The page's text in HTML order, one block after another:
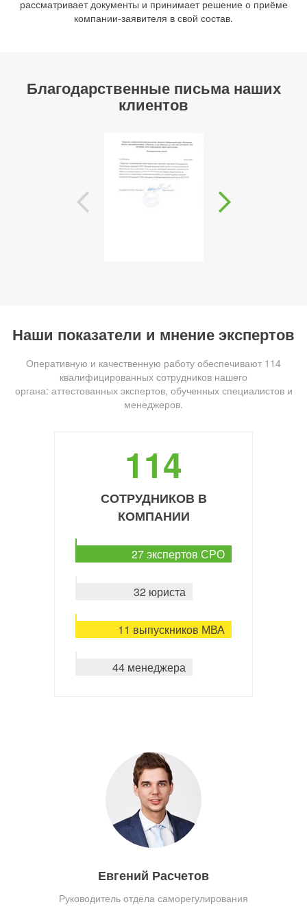
рассматривает документы и принимает решение о приёме
компании-заявителя в свой состав.
Благодарственные письма наших
клиентов
Наши показатели и мнение экспертов
Оперативную и качественную работу обеспечивают 114
квалифицированных сотрудников нашего
органа: аттестованных экспертов, обученных специалистов и
менеджеров.
114
СОТРУДНИКОВ В
КОМПАНИИ
27 экспертов СРО
32 юриста
11 выпускников МВА
44 менеджера
Евгений Расчетов
Руководитель отдела саморегулирования